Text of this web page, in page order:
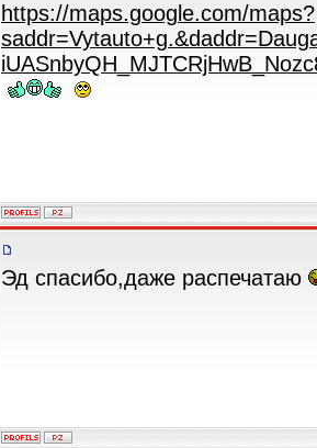
https://maps.google.com/maps?
Эд спасибо,даже распечатаю